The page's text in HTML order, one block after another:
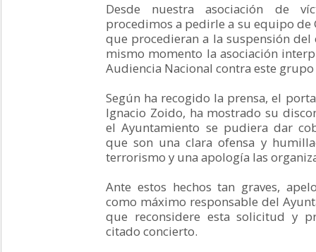
Desde nuestra asociación de
procedimos a pedirle a su equipo
que procedieran a la suspensión del
mismo momento la asociación
Audiencia Nacional contra este grupo
Según ha recogido la prensa, el
Ignacio Zoido, ha mostrado su
el Ayuntamiento se pudiera dar
que son una clara ofensa y
terrorismo y una apología las
Ante estos hechos tan graves,
como máximo responsable del
que reconsidere esta solicitud y
citado concierto.